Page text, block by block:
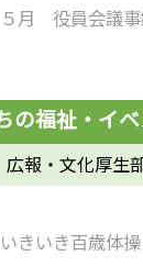
５月 役員会議
広報・文化厚生
いきいき百歳体